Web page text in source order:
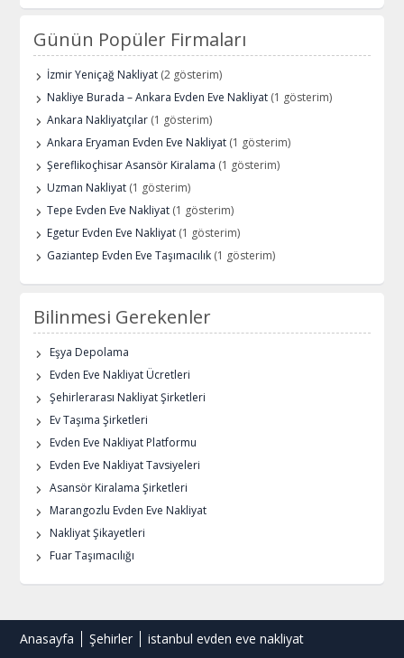
Günün Popüler Firmaları
İzmir Yeniçağ Nakliyat (2 gösterim)
Nakliye Burada – Ankara Evden Eve Nakliyat (1 gösterim)
Ankara Nakliyatçılar (1 gösterim)
Ankara Eryaman Evden Eve Nakliyat (1 gösterim)
Şereflikoçhisar Asansör Kiralama (1 gösterim)
Uzman Nakliyat (1 gösterim)
Tepe Evden Eve Nakliyat (1 gösterim)
Egetur Evden Eve Nakliyat (1 gösterim)
Gaziantep Evden Eve Taşımacılık (1 gösterim)
Bilinmesi Gerekenler
Eşya Depolama
Evden Eve Nakliyat Ücretleri
Şehirlerarası Nakliyat Şirketleri
Ev Taşıma Şirketleri
Evden Eve Nakliyat Platformu
Evden Eve Nakliyat Tavsiyeleri
Asansör Kiralama Şirketleri
Marangozlu Evden Eve Nakliyat
Nakliyat Şikayetleri
Fuar Taşımacılığı
Anasayfa Şehirler istanbul evden eve nakliyat